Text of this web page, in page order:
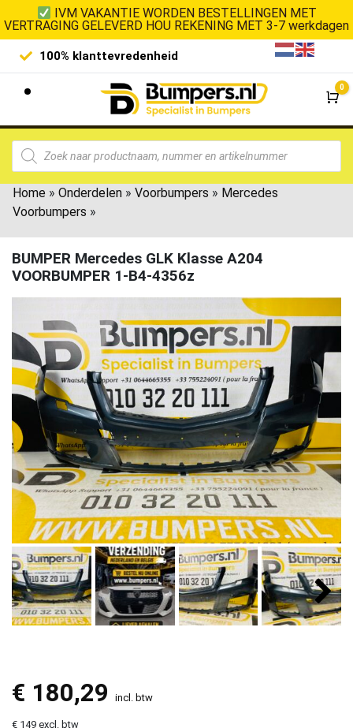
IVM VAKANTIE WORDEN BESTELLINGEN MET
VERTRAGING GELEVERD HOU REKENING MET 3-7 werkdagen
100% klanttevredenheid
0
Home » Onderdelen » Voorbumpers » Mercedes
Voorbumpers »
BUMPER Mercedes GLK Klasse A204
VOORBUMPER 1-B4-4356z
€ 180,29 incl. btw
€ 149 excl. btw